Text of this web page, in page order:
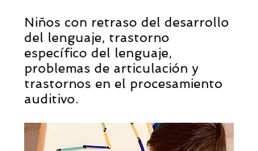
Niños con retraso del desarrollo
del lenguaje, trastorno
específico del lenguaje,
problemas de articulación y
trastornos en el procesamiento
auditivo.